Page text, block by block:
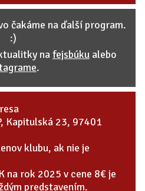
čakáme na ďalší program.
:)
nafejsbúku alebo
.
Kapitulská 23, 97401
klubu, ak nie je
na rok 2025 v cene 8€ je
predstavením.